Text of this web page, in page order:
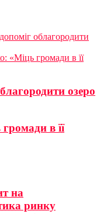
облагородити
«Міць громади в її
озеро
в її
на
ринку